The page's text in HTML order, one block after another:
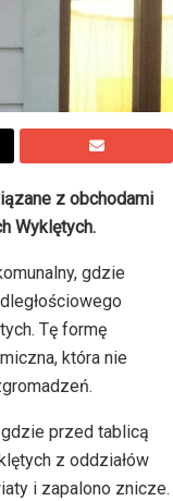
z obchodami
Wyklętych.
gdzie
Tę formę
która nie
przed tablicą
z oddziałów
i zapalono znicze.